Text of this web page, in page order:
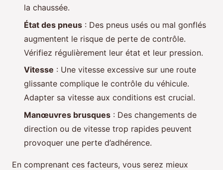
la chaussée.
État des pneus : Des pneus usés ou mal gonflés
augmentent le risque de perte de contrôle.
Vérifiez régulièrement leur état et leur pression.
Vitesse : Une vitesse excessive sur une route
glissante complique le contrôle du véhicule.
Adapter sa vitesse aux conditions est crucial.
Manœuvres brusques : Des changements de
direction ou de vitesse trop rapides peuvent
provoquer une perte d’adhérence.
En comprenant ces facteurs, vous serez mieux